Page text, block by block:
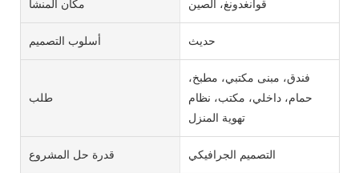
مكان المنشأ قوانغدونغ، الصين
أسلوب التصميم حديث
طلب
فندق، مبنى مكتبي، مطبخ،
حمام، داخلي، مكتب، نظام
تهوية المنزل
قدرة حل المشروع التصميم الجرافيكي